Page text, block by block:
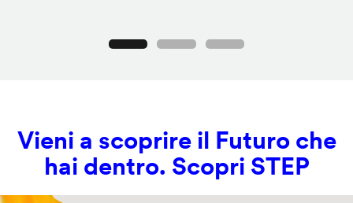
Vieni a scoprire il Futuro che
hai dentro. Scopri STEP